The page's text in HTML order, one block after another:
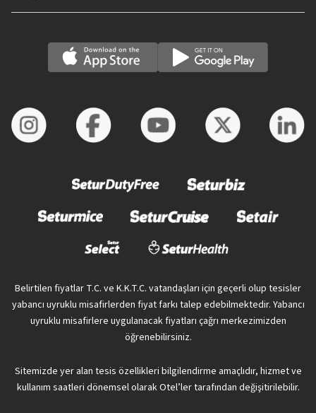
Belirtilen fiyatlar T.C. ve K.K.T.C. vatandaşları için geçerli olup tesisler
yabancı uyruklu misafirlerden fiyat farkı talep edebilmektedir. Yabancı
uyruklu misafirlere uygulanacak fiyatları çağrı merkezimizden
öğrenebilirsiniz.
Sitemizde yer alan tesis özellikleri bilgilendirme amaçlıdır, hizmet ve
kullanım saatleri dönemsel olarak Otel’ler tarafından değişitirilebilir.